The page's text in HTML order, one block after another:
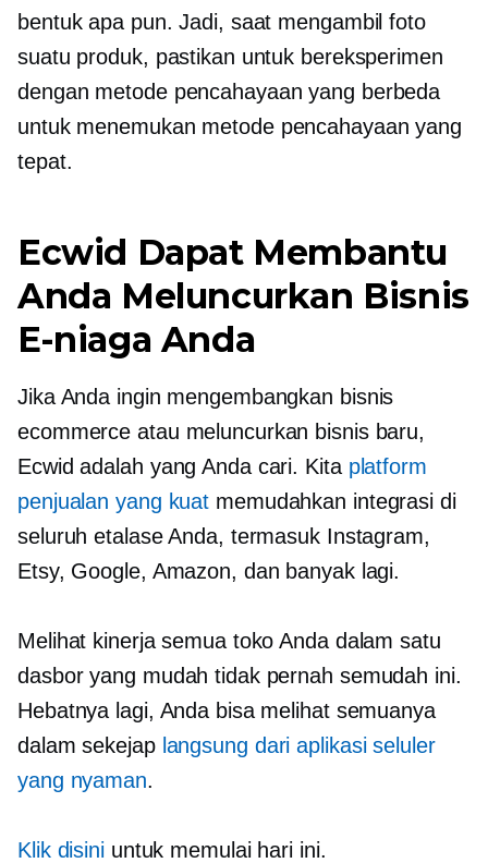
bentuk apa pun. Jadi, saat mengambil foto
suatu produk, pastikan untuk bereksperimen
dengan metode pencahayaan yang berbeda
untuk menemukan metode pencahayaan yang
tepat.
Ecwid Dapat Membantu
Anda Meluncurkan Bisnis
E-niaga Anda
Jika Anda ingin mengembangkan bisnis
ecommerce atau meluncurkan bisnis baru,
Ecwid adalah yang Anda cari. Kita platform
penjualan yang kuat memudahkan integrasi di
seluruh etalase Anda, termasuk Instagram,
Etsy, Google, Amazon, dan banyak lagi.
Melihat kinerja semua toko Anda dalam satu
dasbor yang mudah tidak pernah semudah ini.
Hebatnya lagi, Anda bisa melihat semuanya
dalam sekejap langsung dari aplikasi seluler
yang nyaman.
Klik disiniuntuk memulai hari ini.